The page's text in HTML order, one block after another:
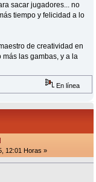
sacar jugadores... no
tiempo y felicidad a lo
de creatividad en
más las gambas, y a la
En línea
12:01 Horas »